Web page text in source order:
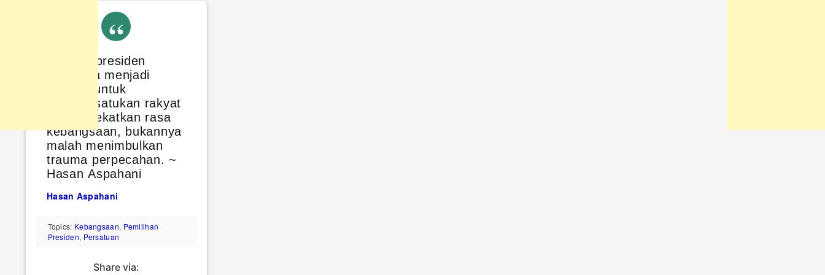
Memilih presiden
harusnya menjadi
momen untuk
mempersatukan rakyat
dan merekatkan rasa
kebangsaan, bukannya
malah menimbulkan
trauma perpecahan. ~
Hasan Aspahani
Hasan Aspahani
Topics: Kebangsaan, Pemilihan
Presiden, Persatuan
Share via: